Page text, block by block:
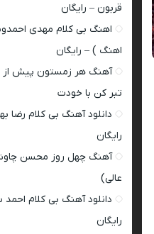
قربون – رایگان
اهنگ بی کلام مهدی
اهنگ ) – رایگان
آهنگ هر زمستون پیش از
تبر کن با خودت
دانلود آهنگ بی کلام رضا
رایگان
آهنگ چهل روز محسن
عالی)
دانلود آهنگ بی کلام
رایگان